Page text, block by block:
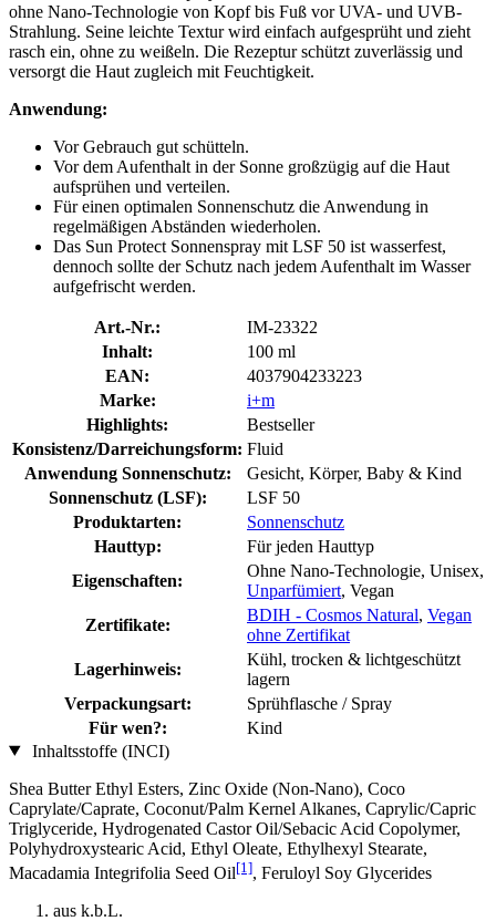
ohne Nano-Technologie von Kopf bis Fuß vor UVA- und UVB-
Strahlung. Seine leichte Textur wird einfach aufgesprüht und zieht
rasch ein, ohne zu weißeln. Die Rezeptur schützt zuverlässig und
versorgt die Haut zugleich mit Feuchtigkeit.
Anwendung:
Vor Gebrauch gut schütteln.
Vor dem Aufenthalt in der Sonne großzügig auf die Haut
aufsprühen und verteilen.
Für einen optimalen Sonnenschutz die Anwendung in
regelmäßigen Abständen wiederholen.
Das Sun Protect Sonnenspray mit LSF 50 ist wasserfest,
dennoch sollte der Schutz nach jedem Aufenthalt im Wasser
aufgefrischt werden.
Art.-Nr.:
IM-23322
Inhalt:
100 ml
EAN:
4037904233223
Marke:
i+m
Highlights:
Bestseller
Konsistenz/Darreichungsform: Fluid
Anwendung Sonnenschutz:
Gesicht, Körper, Baby & Kind
Sonnenschutz (LSF):
LSF 50
Produktarten:
Sonnenschutz
Hauttyp:
Für jeden Hauttyp
Eigenschaften:
Ohne Nano-Technologie, Unisex,
Unparfümiert, Vegan
Zertifikate:
BDIH - Cosmos Natural, Vegan
ohne Zertifikat
Lagerhinweis:
Kühl, trocken & lichtgeschützt
lagern
Verpackungsart:
Sprühflasche / Spray
Für wen?:
Kind
Inhaltsstoffe (INCI)
Shea Butter Ethyl Esters, Zinc Oxide (Non-Nano), Coco
Caprylate/Caprate, Coconut/Palm Kernel Alkanes, Caprylic/Capric
Triglyceride, Hydrogenated Castor Oil/Sebacic Acid Copolymer,
Polyhydroxystearic Acid, Ethyl Oleate, Ethylhexyl Stearate,
Macadamia Integrifolia Seed Oil[1], Feruloyl Soy Glycerides
aus k.b.L.